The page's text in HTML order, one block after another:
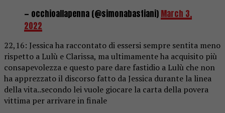
— occhioallapenna (@simonabastiani) March 3,
2022
22,16: Jessica ha raccontato di essersi sempre sentita meno
rispetto a Lulù e Clarissa, ma ultimamente ha acquisito più
consapevolezza e questo pare dare fastidio a Lulù che non
ha apprezzato il discorso fatto da Jessica durante la linea
della vita..secondo lei vuole giocare la carta della povera
vittima per arrivare in finale